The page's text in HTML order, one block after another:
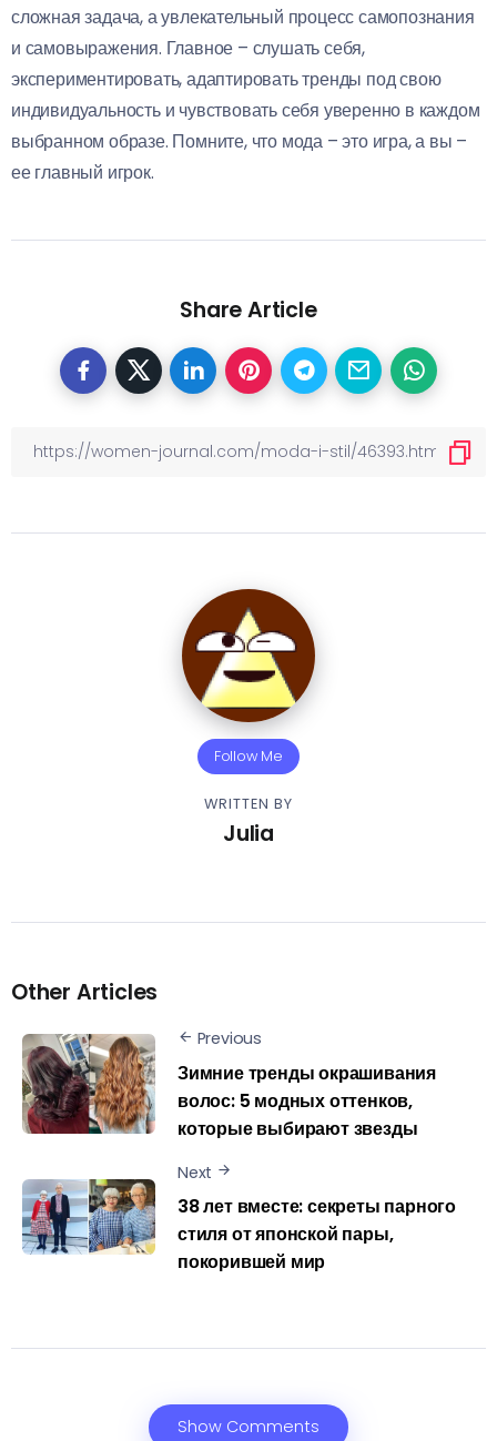
сложная задача, а увлекательный процесс самопознания
и самовыражения. Главное – слушать себя,
экспериментировать, адаптировать тренды под свою
индивидуальность и чувствовать себя уверенно в каждом
выбранном образе. Помните, что мода – это игра, а вы –
ее главный игрок.
Share Article
Follow Me
WRITTEN BY
Julia
Other Articles
Previous
Зимние тренды окрашивания
волос: 5 модных оттенков,
которые выбирают звезды
Next
38 лет вместе: секреты парного
стиля от японской пары,
покорившей мир
Show Comments